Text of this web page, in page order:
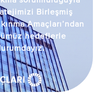
Birleşmiş
Amaçları’ndan
hedeflerle